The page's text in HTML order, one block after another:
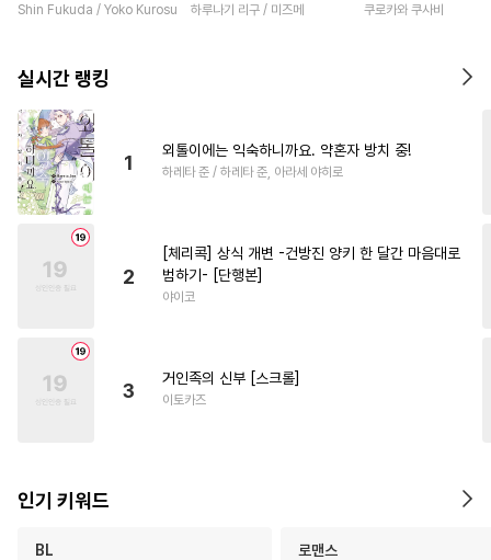
이네요 (웃음) [단행본]
Shin Fukuda / Yoko Kurosu 하루나기 리구 / 미즈메
선지 저만 바라봅니
쿠로카와 쿠사비
실시간 랭킹
1
외톨이에는 익숙하니까요. 약혼자 방치 중!
하레타 준 / 하레타 준, 아라세 야히로
2
[체리콕] 상식 개변 -건방진 양키 한 달간 마음대로
범하기- [단행본]
야이코
3
거인족의 신부 [스크롤]
이토카즈
인기 키워드
BL 로맨스